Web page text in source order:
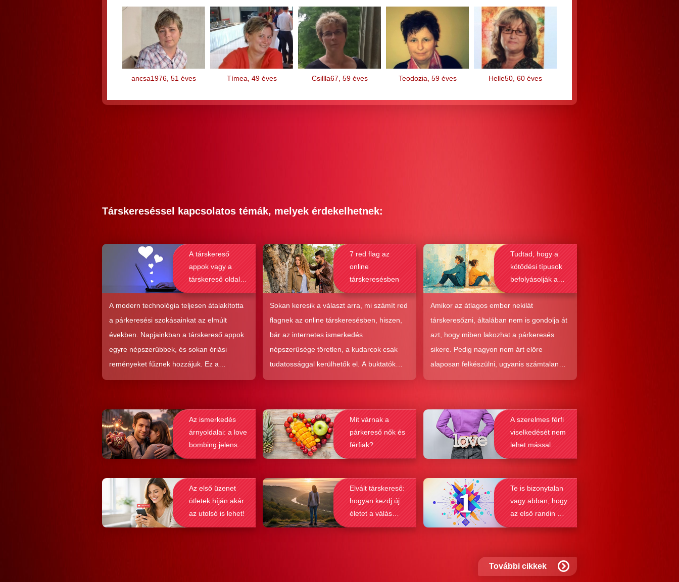
ancsa1976, 51 éves Tímea, 49 éves Csillla67, 59 éves Teodozia, 59 éves Helle50, 60 éves
Társkereséssel kapcsolatos témák, melyek érdekelhetnek:
A társkereső
appok vagy a
társkereső oldalak
alkalmasabbak a
komoly kapcsolat
kialakításához?
A modern technológia teljesen átalakította
a párkeresési szokásainkat az elmúlt
években. Napjainkban a társkereső appok
egyre népszerűbbek, és sokan óriási
reményeket fűznek hozzájuk. Ez a
közkedveltség egyáltalán nem véletlen,
nagyon könnyen és gyorsan lehet sikereket
elérni a flörtölésben. A legfőbb kérdés
azonban az, hogy ezek az alkalmazások
valóban hozzásegítenek-e minket egy
7 red flag az
online
társkeresésben
Sokan keresik a választ arra, mi számít red
flagnek az online társkeresésben, hiszen,
bár az internetes ismerkedés
népszerűsége töretlen, a kudarcok csak
tudatossággal kerülhetők el. A buktatók
ellenére ez a társkeresési forma joggal
hatékonyság, amit ad, nehezen
felülmúlható.
Tudtad, hogy a
kötődési típusok
befolyásolják a
társkeresést is?
Amikor az átlagos ember nekilát
társkeresőzni, általában nem is gondolja át
azt, hogy miben lakozhat a párkeresés
sikere. Pedig nagyon nem árt előre
alaposan felkészülni, ugyanis számtalan
kudarctól képes megmenteni téged is az,
társkeresés működését, a párkapcsolatok
sikerének a receptjét, melyeket vizsgálva
bebizonyosodik, hogy a kötődési típusok
befolyásolják a társkeresést.
Az ismerkedés
árnyoldalai: a love
bombing jelenség
felismerése
Mit várnak a
párkereső nők és
férfiak?
A szerelmes férfi
viselkedését nem
lehet mással
összetéveszteni
Az első üzenet
ötletek híján akár
az utolsó is lehet!
Elvált társkereső:
hogyan kezdj új
életet a válás
után?
Te is bizonytalan
vagy abban, hogy
az első randin mit
szabad és mit
További cikkek